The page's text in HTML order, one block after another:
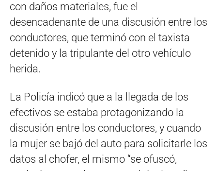
con daños materiales, fue el
desencadenante de una discusión entre los
conductores, que terminó con el taxista
detenido y la tripulante del otro vehículo
herida.
La Policía indicó que a la llegada de los
efectivos se estaba protagonizando la
discusión entre los conductores, y cuando
la mujer se bajó del auto para solicitarle los
datos al chofer, el mismo “se ofuscó,